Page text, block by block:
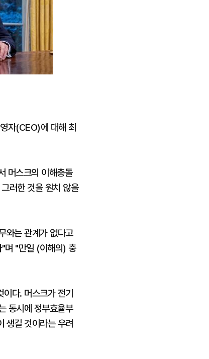
자(CEO)에 대해 최
머스크의 이해충돌
러한 것을 원치 않을
와는 관계가 없다고
"며 "만일 (이해의) 충
다. 머스크가 전기
동시에 정부효율부
생길 것이라는 우려